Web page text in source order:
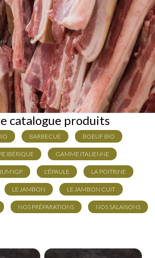
catalogue produits
BARBECUE BOEUF BIO
IBÉRIQUE GAMME ITALIENNE
IGP L'ÉPAULE LA POITRINE
LE JAMBON LE JAMBON CUIT
NOS PRÉPARATIONS NOS SALAISONS